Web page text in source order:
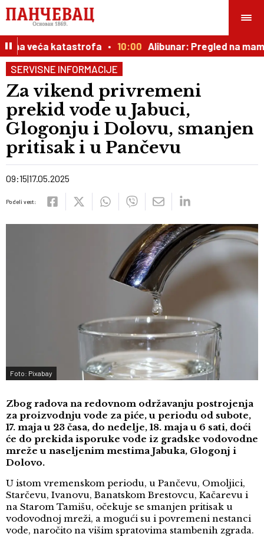
veća katastrofa 10:00 Alibunar: Pregled na
SERVISNE INFORMACIJE
Za vikend privremeni
prekid vode u Jabuci,
Glogonju i Dolovu, smanjen
pritisak i u Pančevu
09:15 17.05.2025
Podeli vest:
Foto: Pixabay
Zbog radova na redovnom održavanju postrojenja
za proizvodnju vode za piće, u periodu od subote,
17. maja u 23 časa, do nedelje, 18. maja u 6 sati, doći
će do prekida isporuke vode iz gradske vodovodne
mreže u naseljenim mestima Jabuka, Glogonj i
Dolovo.
U istom vremenskom periodu, u Pančevu, Omoljici,
Starčevu, Ivanovu, Banatskom Brestovcu, Kačarevu i
na Starom Tamišu, očekuje se smanjen pritisak u
vodovodnoj mreži, a mogući su i povremeni nestanci
vode, naročito na višim spratovima stambenih zgrada.